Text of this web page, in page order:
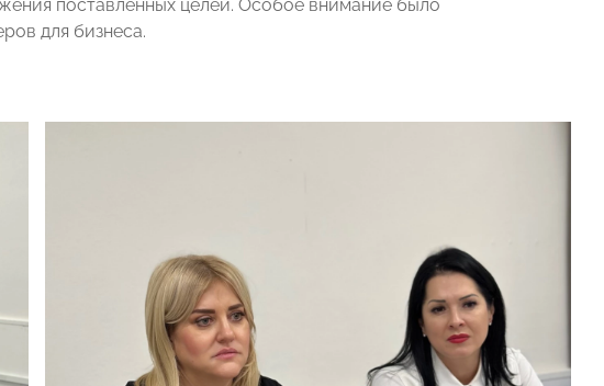
поставленных целей. Особое внимание было
для бизнеса.